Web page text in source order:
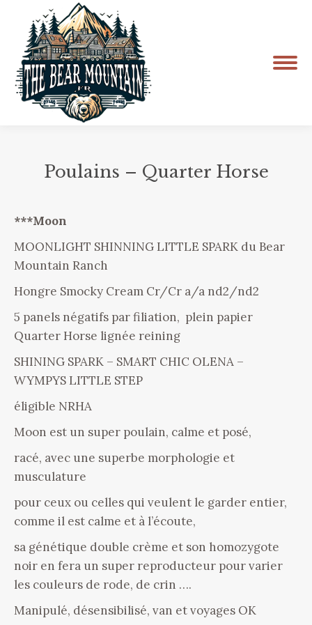
Poulains – Quarter Horse
***Moon
MOONLIGHT SHINNING LITTLE SPARK du Bear
Mountain Ranch
Hongre Smocky Cream Cr/Cr a/a nd2/nd2
5 panels négatifs par filiation, plein papier
Quarter Horse lignée reining
SHINING SPARK – SMART CHIC OLENA –
WYMPYS LITTLE STEP
éligible NRHA
Moon est un super poulain, calme et posé,
racé, avec une superbe morphologie et
musculature
pour ceux ou celles qui veulent le garder entier,
comme il est calme et à l’écoute,
sa génétique double crème et son homozygote
noir en fera un super reproducteur pour varier
les couleurs de rode, de crin ….
Manipulé, désensibilisé, van et voyages OK